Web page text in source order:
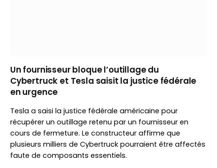
Un fournisseur bloque l’outillage du
Cybertruck et Tesla saisit la justice fédérale
en urgence
Tesla a saisi la justice fédérale américaine pour
récupérer un outillage retenu par un fournisseur en
cours de fermeture. Le constructeur affirme que
plusieurs milliers de Cybertruck pourraient être affectés
faute de composants essentiels.